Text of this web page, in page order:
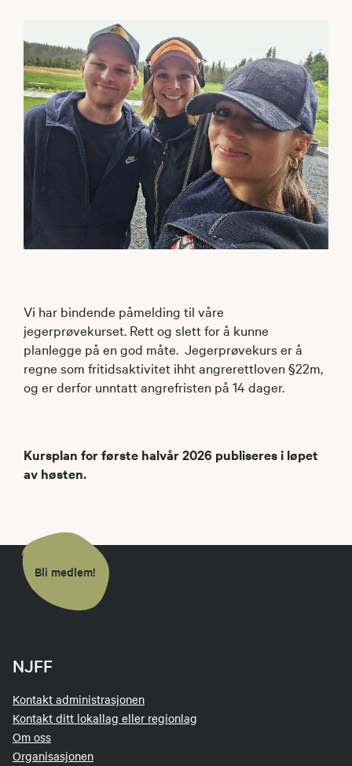
Vi har bindende påmelding til våre
jegerprøvekurset. Rett og slett for å kunne
planlegge på en god måte. Jegerprøvekurs er å
regne som fritidsaktivitet ihht angrerettloven §22m,
og er derfor unntatt angrefristen på 14 dager.
Kursplan for første halvår 2026 publiseres i løpet
av høsten.
Bli medlem!
NJFF
Kontakt administrasjonen
Kontakt ditt lokallag eller regionlag
Om oss
Organisasjonen